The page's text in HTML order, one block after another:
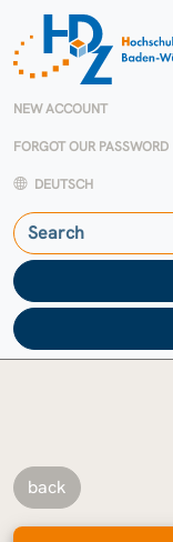
NEW ACCOUNT
FORGOT OUR PASSWORD
DEUTSCH
back